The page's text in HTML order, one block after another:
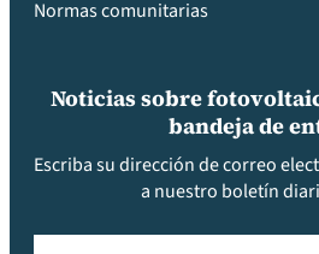
Normas comunitarias
Noticias sobre
bandeja de
Escriba su dirección de correo
a nuestro boletín